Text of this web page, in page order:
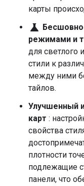
карты
science
режимами и
для светлого
стили к
между ними
тайлов.
Улучшенный
карт :
свойства
плотности
подлежащие
панели, что